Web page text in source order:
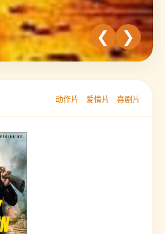
❮ ❯
动作片 爱情片 喜剧片